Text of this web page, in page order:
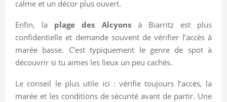
calme et un décor plus ouvert.
Enfin, la plage des Alcyonsà Biarritz est plus
confidentielle et demande souvent de vérifier l’accès à
marée basse. C’est typiquement le genre de spot à
découvrir si tu aimes les lieux un peu cachés.
Le conseil le plus utile ici : vérifie toujours l’accès, la
marée et les conditions de sécurité avant de partir. Une